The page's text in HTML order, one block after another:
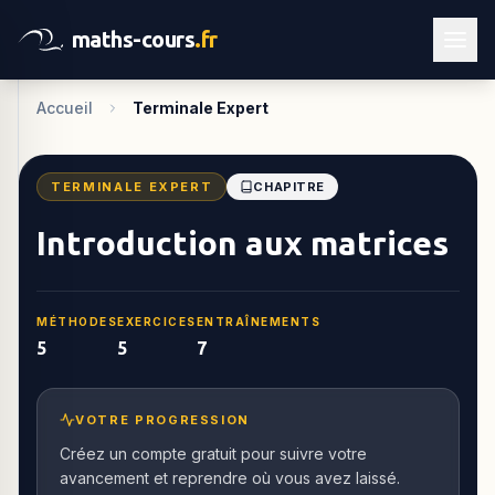
maths-cours.fr
Accueil Terminale Expert
TERMINALE EXPERT CHAPITRE
Introduction aux matrices
MÉTHODES
5
EXERCICES
5
ENTRAÎNEMENTS
7
VOTRE PROGRESSION
Créez un compte gratuit pour suivre votre
avancement et reprendre où vous avez laissé.